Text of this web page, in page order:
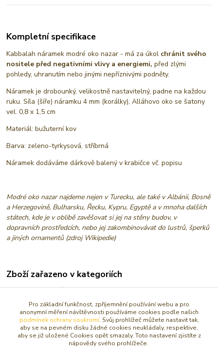
Kompletní specifikace
Kabbalah náramek modré oko nazar - má za úkol chránit svého
nositele před negativními vlivy a energiemi,před zlými
pohledy, uhranutím nebo jinými nepříznivými podněty.
Náramek je drobounký, velikostně nastavitelný, padne na každou
ruku. Síla (šíře) náramku 4 mm (korálky), Alláhovo oko se šatony
vel. 0,8 x 1,5 cm
Materiál: bužuterní kov
Barva: zeleno-tyrkysová, stříbrná
Náramek dodáváme dárkově balený v krabičce vč. popisu
Modré oko nazar najdeme nejen v Turecku, ale také v Albánii, Bosně
a Herzegovině, Bulharsku, Řecku, Kypru, Egyptě a v mnoha dalších
státech, kde je v oblibě zavěšovat si jej na stěny budov, v
dopravních prostředcích, nebo jej zakombinovávat do lustrů, šperků
a jiných ornamentů (zdroj Wikipedie)
Zboží zařazeno v kategoriích
NÁRAMKY
AMULETY, TALISMANY
Šperky a ozdoby
Pro základní funkčnost, zpříjemnění používání webu a pro
anonymní měření návštěvnosti používáme cookies podle našich
podmínek ochrany soukromí. Svůj prohlížeč můžete nastavit tak,
aby se na pevném disku žádné cookies neukládaly, respektive,
aby se již uložené Cookies opět smazaly. Toto nastavení zjistíte z
nápovědy svého prohlížeče.